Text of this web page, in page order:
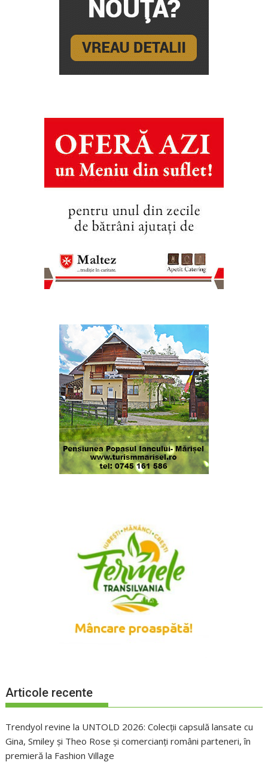
Articole recente
Trendyol revine la UNTOLD 2026: Colecții capsulă lansate cu
Gina, Smiley și Theo Rose și comercianți români parteneri, în
premieră la Fashion Village